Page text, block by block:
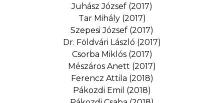
Juhász József (2017)
Tar Mihály (2017)
Szepesi József (2017)
Dr. Földvári László (2017)
Csorba Miklós (2017)
Mészáros Anett (2017)
Ferencz Attila (2018)
Pákozdi Emil (2018)